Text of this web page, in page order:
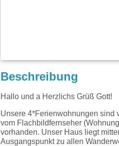
Beschreibung
Hallo und a Herzlichs Grüß Gott!
Unsere 4*Ferienwohnungen sind
vom Flachbildfernseher
vorhanden. Unser Haus liegt
Ausgangspunkt zu allen